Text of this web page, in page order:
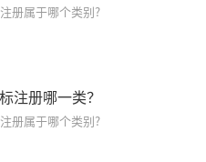
册属于哪个类别?
注册哪一类？
册属于哪个类别?